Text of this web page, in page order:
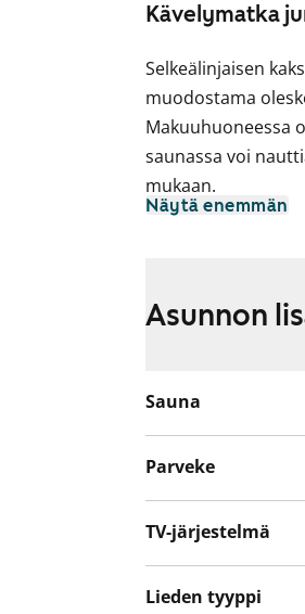
Kävelymatka
Selkeälinjaisen
muodostama
Makuuhuoneessa
saunassa voi
mukaan.
Näytä enemmän
Asunnon
Sauna
Parveke
TV-järjestelmä
Lieden tyyppi